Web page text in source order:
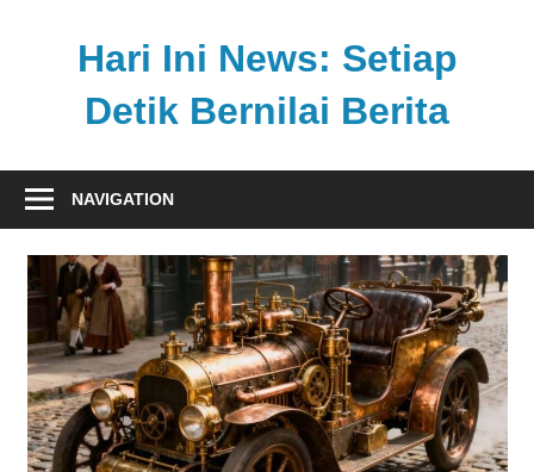
Hari Ini News: Setiap
Detik Bernilai Berita
nasional
internasional
tercepat
tanpa
henti
NAVIGATION